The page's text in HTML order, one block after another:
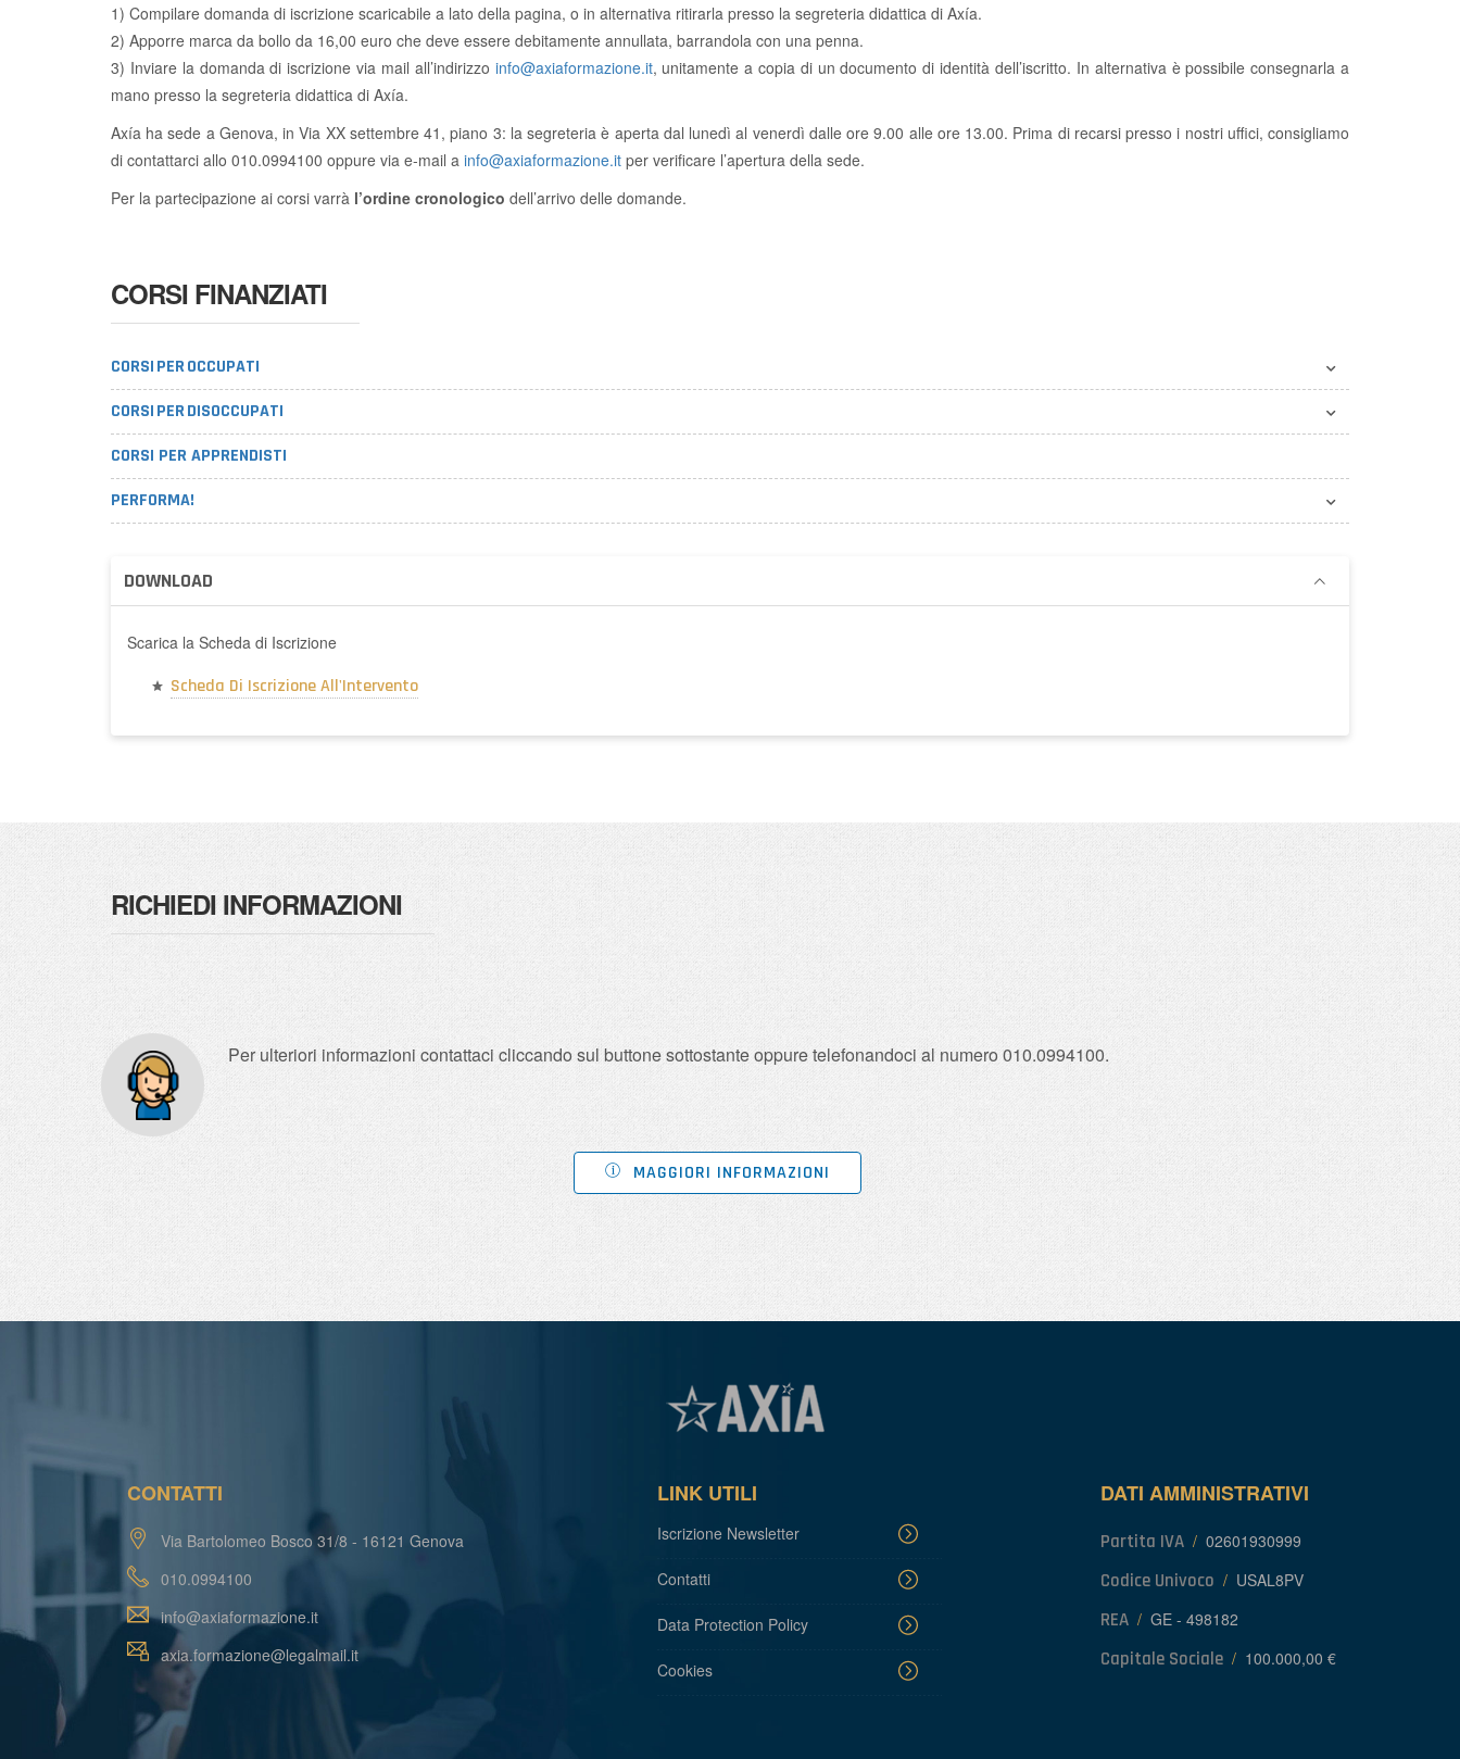
1) Compilare domanda di iscrizione scaricabile a lato della pagina, o in alternativa ritirarla presso la segreteria didattica di Axía.
2) Apporre marca da bollo da 16,00 euro che deve essere debitamente annullata, barrandola con una penna.
3) Inviare la domanda di iscrizione via mail all’indirizzo info@axiaformazione.it, unitamente a copia di un documento di identità dell’iscritto. In alternativa è possibile consegnarla a
mano presso la segreteria didattica di Axía.
Axía ha sede a Genova, in Via XX settembre 41, piano 3: la segreteria è aperta dal lunedì al venerdì dalle ore 9.00 alle ore 13.00. Prima di recarsi presso i nostri uffici, consigliamo
di contattarci allo 010.0994100 oppure via e-mail a info@axiaformazione.it per verificare l’apertura della sede.
Per la partecipazione ai corsi varrà l’ordine cronologico dell’arrivo delle domande.
CORSI FINANZIATI
CORSI PER OCCUPATI
CORSI PER DISOCCUPATI
CORSI PER APPRENDISTI
PERFORMA!
DOWNLOAD
Scarica la Scheda di Iscrizione
Scheda Di Iscrizione All'Intervento
RICHIEDI INFORMAZIONI
Per ulteriori informazioni contattaci cliccando sul buttone sottostante oppure telefonandoci al numero 010.0994100.
MAGGIORI INFORMAZIONI
CONTATTI
Via Bartolomeo Bosco 31/8 - 16121 Genova
010.0994100
info@axiaformazione.it
axia.formazione@legalmail.it
LINK UTILI
Iscrizione Newsletter
Contatti
Data Protection Policy
Cookies
DATI AMMINISTRATIVI
Partita IVA /02601930999
Codice Univoco /USAL8PV
REA /GE - 498182
Capitale Sociale /100.000,00 €